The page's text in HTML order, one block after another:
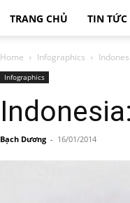
TRANG CHỦ TIN TỨC
Home Infographics
Infographics
Bạch Dương - 16/01/2014